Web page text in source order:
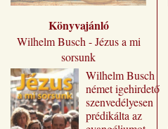
Könyvajánló
Wilhelm Busch - Jézus a mi
sorsunk
Wilhelm ​Busch
német igehirdető
szenvedélyesen
prédikálta az